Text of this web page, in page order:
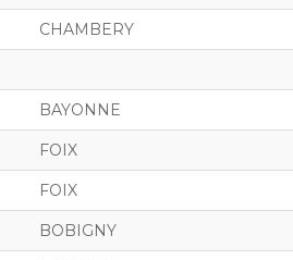
CHAMBERY
BAYONNE
FOIX
FOIX
BOBIGNY